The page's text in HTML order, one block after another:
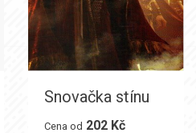
Snovačka stínu
Cena od 202 Kč